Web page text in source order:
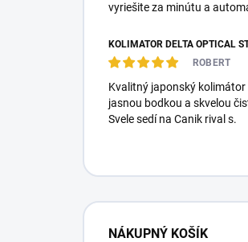
vyriešite za minútu a
ROBERT
Kvalitný japonský kolimátor
jasnou bodkou a skvelou
Svele sedí na Canik rival s.
NÁKUPNÝ KOŠÍK